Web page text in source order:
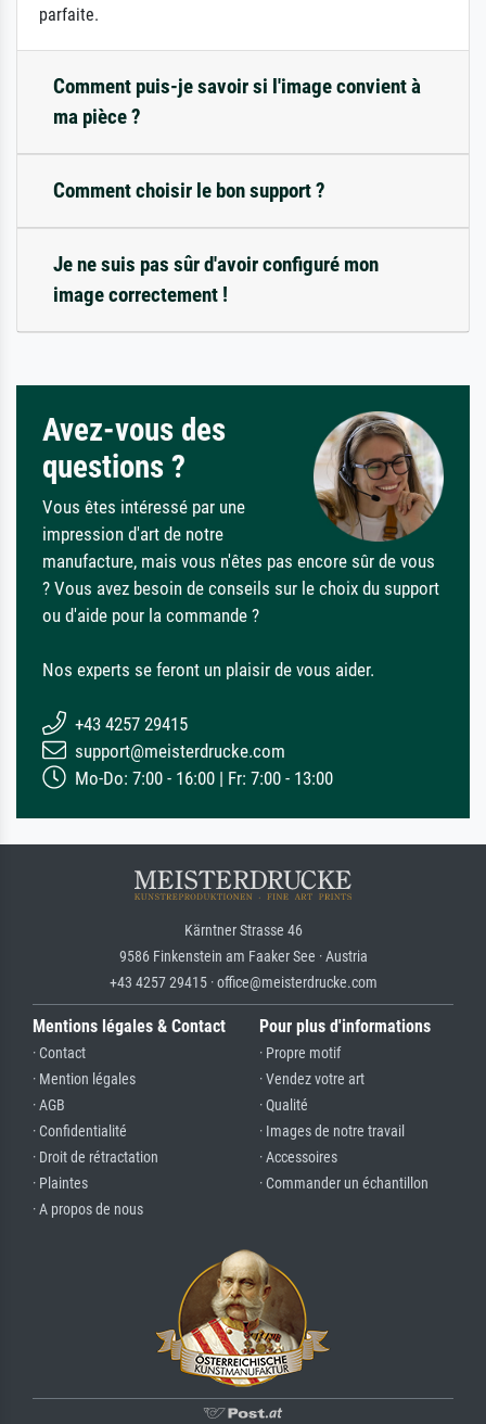
parfaite.
Comment puis-je savoir si l'image convient à
ma pièce ?
Comment choisir le bon support ?
Je ne suis pas sûr d'avoir configuré mon
image correctement !
Avez-vous des
questions ?
Vous êtes intéressé par une
impression d'art de notre
manufacture, mais vous n'êtes pas encore sûr de vous
? Vous avez besoin de conseils sur le choix du support
ou d'aide pour la commande ?
Nos experts se feront un plaisir de vous aider.
+43 4257 29415
support@meisterdrucke.com
Mo-Do: 7:00 - 16:00 | Fr: 7:00 - 13:00
Kärntner Strasse 46
9586 Finkenstein am Faaker See · Austria
+43 4257 29415 · office@meisterdrucke.com
Mentions légales & Contact
· Contact
· Mention légales
· AGB
· Confidentialité
· Droit de rétractation
· Plaintes
· A propos de nous
Pour plus d'informations
· Propre motif
· Vendez votre art
· Qualité
· Images de notre travail
· Accessoires
· Commander un échantillon